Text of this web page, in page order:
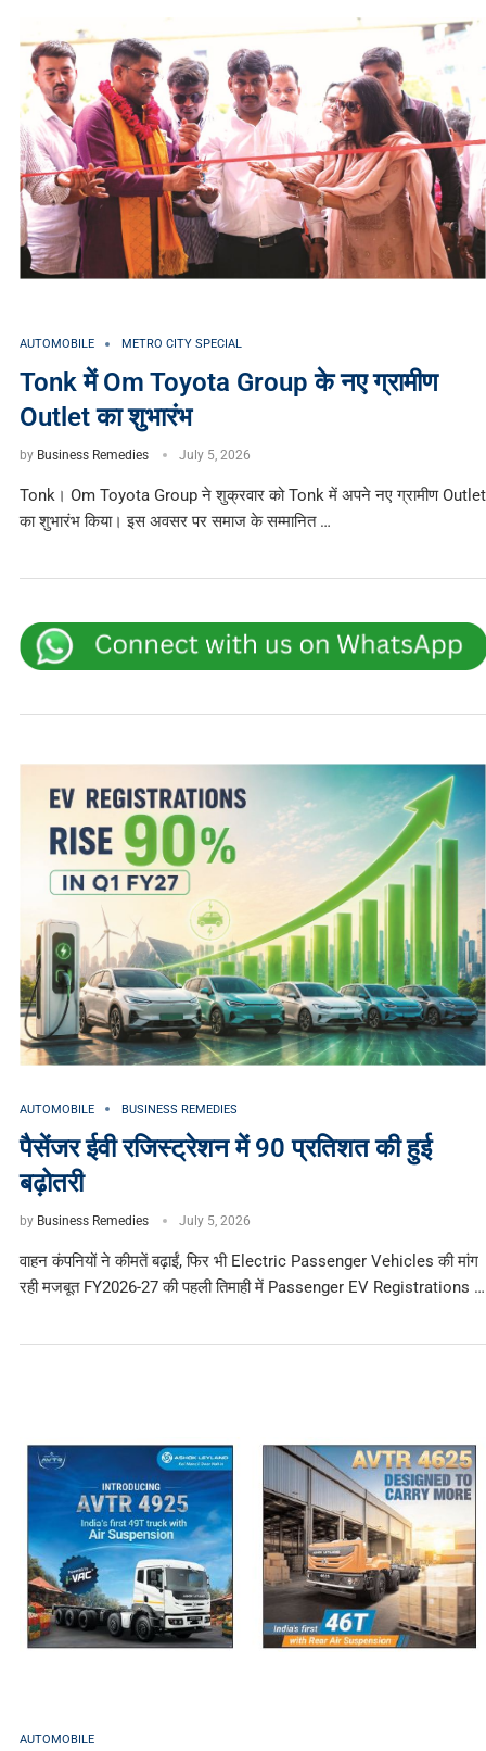
AUTOMOBILE METRO CITY SPECIAL
Tonk में Om Toyota Group के नए ग्रामीण
Outlet का शुभारंभ
by Business Remedies July 5, 2026
Tonk। Om Toyota Group ने शुक्रवार को Tonk में अपने नए ग्रामीण Outlet
का शुभारंभ किया। इस अवसर पर समाज के सम्मानित …
AUTOMOBILE BUSINESS REMEDIES
पैसेंजर ईवी रजिस्ट्रेशन में 90 प्रतिशत की हुई
बढ़ोतरी
by Business Remedies July 5, 2026
वाहन कंपनियों ने कीमतें बढ़ाईं, फिर भी Electric Passenger Vehicles की मांग
रही मजबूत FY2026-27 की पहली तिमाही में Passenger EV Registrations …
AUTOMOBILE